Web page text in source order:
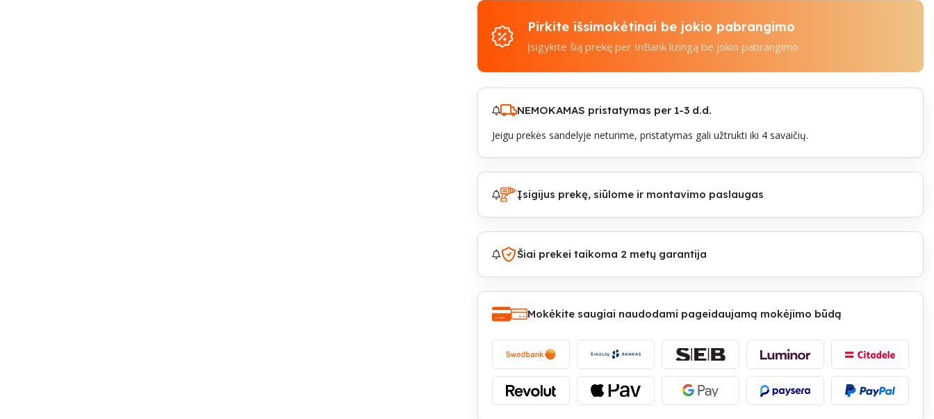
Pirkite išsimokėtinai be jokio pabrangimo
Įsigykite šią prekę per InBank lizingą be jokio pabrangimo
NEMOKAMAS pristatymas per 1-3 d.d.
Jeigu prekės sandelyje neturime, pristatymas gali užtrukti iki 4 savaičių.
Įsigijus prekę, siūlome ir montavimo paslaugas
Šiai prekei taikoma 2 metų garantija
Mokėkite saugiai naudodami pageidaujamą mokėjimo būdą